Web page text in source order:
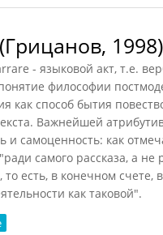
1998)
- языковой акт, т.е.
философии
как способ бытия
Важнейшей
и самоценность: как
самого рассказа, а
то есть, в конечном
как таковой".